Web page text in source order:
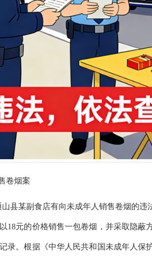
卷烟案
县某副食店有向未成年人 销售卷烟的违
18元的价格销售一包卷烟，并采取隐蔽
录。根据《中华人民共和国未成年人保